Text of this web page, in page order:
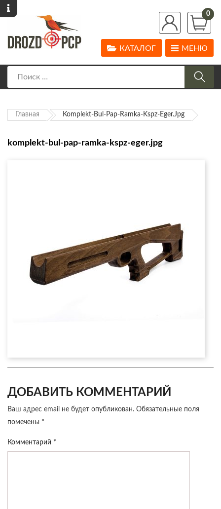
0
МЕНЮ
КАТАЛОГ
Главная Komplekt-Bul-Pap-Ramka-Kspz-Eger.jpg
komplekt-bul-pap-ramka-kspz-eger.jpg
ДОБАВИТЬ КОММЕНТАРИЙ
Ваш адрес email не будет опубликован. Обязательные поля
помечены *
Комментарий *